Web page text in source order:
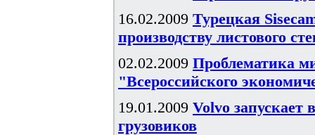
16.02.2009 Турецкая
производству листового
02.02.2009 Проблематика
"Всероссийского
19.01.2009 Volvo запускает
грузовиков